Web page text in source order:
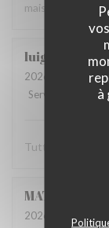
à
maison !
luigi
2026-06-07
-
Service
Tutto molto
MATHIEU
2026-06-07